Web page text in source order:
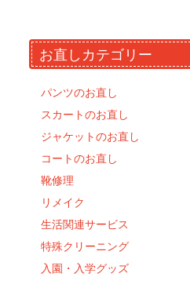
お直しカテゴリー
パンツのお直し
スカートのお直し
ジャケットのお直し
コートのお直し
靴修理
リメイク
生活関連サービス
特殊クリーニング
入園・入学グッズ